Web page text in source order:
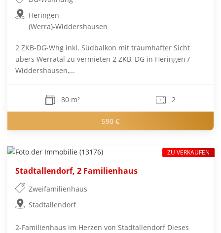
Heringen
(Werra)-Widdershausen
2 ZKB-DG-Whg inkl. Südbalkon mit traumhafter Sicht
übers Werratal zu vermieten 2 ZKB, DG in Heringen /
Widdershausen,...
80 m² 2
590 €
Stadtallendorf, 2 Familienhaus
Zweifamilienhaus
Stadtallendorf
2-Familienhaus im Herzen von Stadtallendorf Dieses
ZU VERKAUFEN